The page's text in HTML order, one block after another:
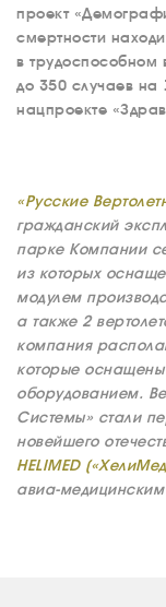
О КОМПАНИИ
ВАКАНСИИ
ДОКУМЕНТЫ
СОУТ
ДОКУМЕНТЫ
КОМПАНИИ
АВИАПАРК
СЕРВИС
проект
смертности
в трудоспособном
до 350 случаев на
нацпроекте
«Русские
гражданский
парке Компании
из которых
модулем
а также 2
компания
которые
оборудованием.
Системы» стали
новейшего
HELIMED
авиа-